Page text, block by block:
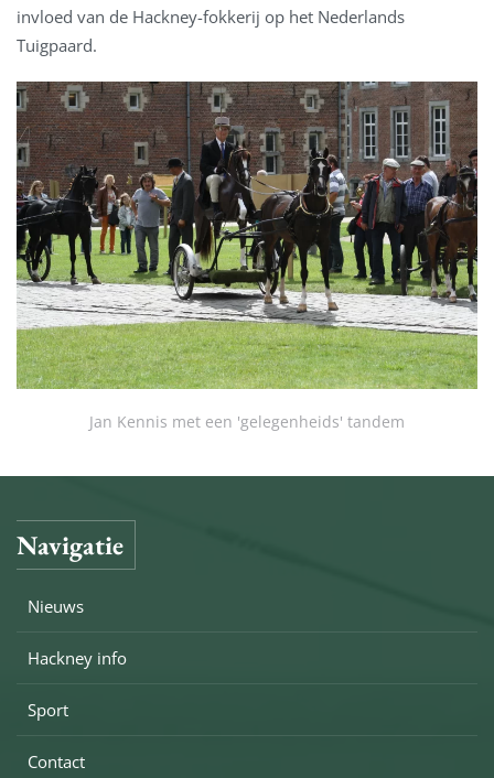
invloed van de Hackney-fokkerij op het Nederlands
Tuigpaard.
Jan Kennis met een 'gelegenheids' tandem
Navigatie
Nieuws
Hackney info
Sport
Contact